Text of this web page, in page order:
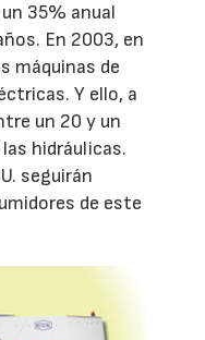
35% anual
En 2003, en
máquinas de
Y ello, a
un 20 y un
hidráulicas.
seguirán
de este